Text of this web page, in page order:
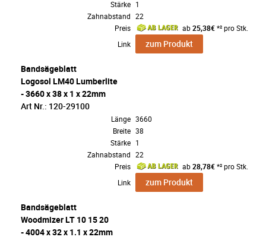
Stärke 1
Zahnabstand 22
Preis
ab25,38€*² pro Stk.
Link
zum Produkt
Bandsägeblatt
Logosol LM40 Lumberlite
- 3660 x 38 x 1 x 22mm
Art Nr.: 120-29100
Länge 3660
Breite 38
Stärke 1
Zahnabstand 22
Preis
ab28,78€*² pro Stk.
Link
zum Produkt
Bandsägeblatt
Woodmizer LT 10 15 20
- 4004 x 32 x 1.1 x 22mm